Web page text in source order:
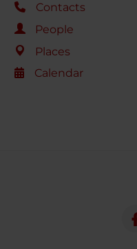
Contacts
People
Places
Calendar